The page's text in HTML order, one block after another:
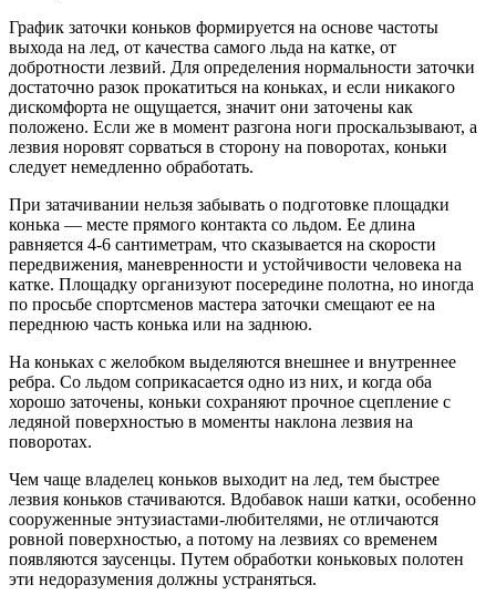
График заточки коньков формируется на основе частоты
выхода на лед, от качества самого льда на катке, от
добротности лезвий. Для определения нормальности заточки
достаточно разок прокатиться на коньках, и если никакого
дискомфорта не ощущается, значит они заточены как
положено. Если же в момент разгона ноги проскальзывают, а
лезвия норовят сорваться в сторону на поворотах, коньки
следует немедленно обработать.
При затачивании нельзя забывать о подготовке площадки
конька — месте прямого контакта со льдом. Ее длина
равняется 4-6 сантиметрам, что сказывается на скорости
передвижения, маневренности и устойчивости человека на
катке. Площадку организуют посередине полотна, но иногда
по просьбе спортсменов мастера заточки смещают ее на
переднюю часть конька или на заднюю.
На коньках с желобком выделяются внешнее и внутреннее
ребра. Со льдом соприкасается одно из них, и когда оба
хорошо заточены, коньки сохраняют прочное сцепление с
ледяной поверхностью в моменты наклона лезвия на
поворотах.
Чем чаще владелец коньков выходит на лед, тем быстрее
лезвия коньков стачиваются. Вдобавок наши катки, особенно
сооруженные энтузиастами-любителями, не отличаются
ровной поверхностью, а потому на лезвиях со временем
появляются заусенцы. Путем обработки коньковых полотен
эти недоразумения должны устраняться.